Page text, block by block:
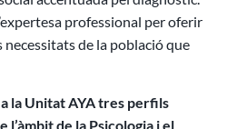
professional per oferir
de la població que
la Unitat AYA tres perfils
de la Psicologia i el